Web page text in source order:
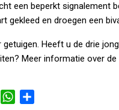
een beperkt signalement
gekleed en droegen een
Heeft u de drie
Meer informatie over
W